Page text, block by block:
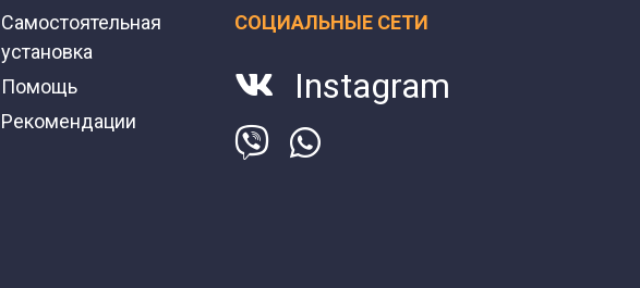
Самостоятельная
установка
Помощь
Рекомендации
СОЦИАЛЬНЫЕ СЕТИ
Instagram